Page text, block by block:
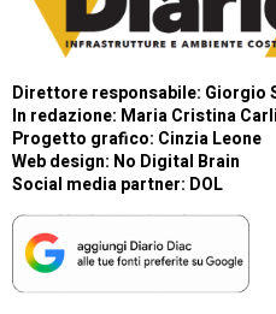
Direttore responsabile: Giorgio
In redazione: Maria Cristina
Progetto grafico: Cinzia Leone
Web design: No Digital Brain
Social media partner: DOL